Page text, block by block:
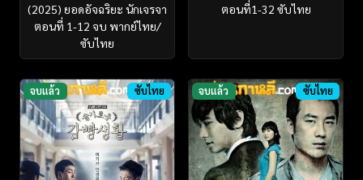
(2025) ยอดอัจฉริยะ นักเจรจา
ตอนที่ 1-12 จบ พากย์ไทย/
ซับไทย
ตอนที่1-32 ซับไทย
จบแล้ว ซับไทย จบแล้ว ซับไทย